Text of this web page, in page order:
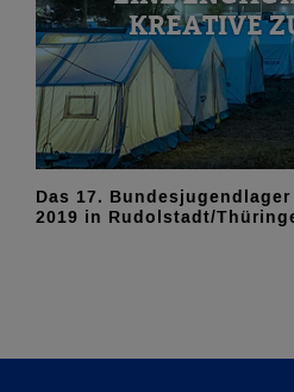
KREATIVE
Das 17.
2019 in Rudolstadt/